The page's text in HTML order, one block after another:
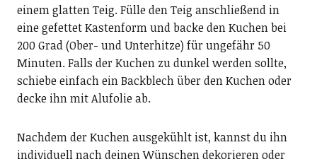
einem glatten Teig. Fülle den Teig anschließend in
eine gefettet Kastenform und backe den Kuchen bei
200 Grad (Ober- und Unterhitze) für ungefähr 50
Minuten. Falls der Kuchen zu dunkel werden sollte,
schiebe einfach ein Backblech über den Kuchen oder
decke ihn mit Alufolie ab.
Nachdem der Kuchen ausgekühlt ist, kannst du ihn
individuell nach deinen Wünschen dekorieren oder